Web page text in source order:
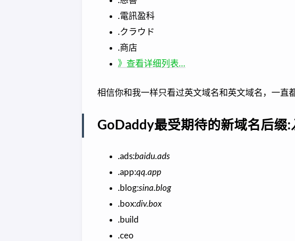
.電訊盈科
.クラウド
.商店
》查看详细列表…
相信你和我一样只看过英文域名和英文域名，一直
GoDaddy最受期待的新域名后缀:
.ads:baidu.ads
.app:qq.app
.blog:sina.blog
.box:div.box
.build
.ceo